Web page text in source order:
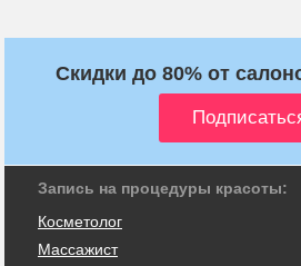
Скидки до 80% от
Запись на процедуры красоты:
Косметолог
Массажист